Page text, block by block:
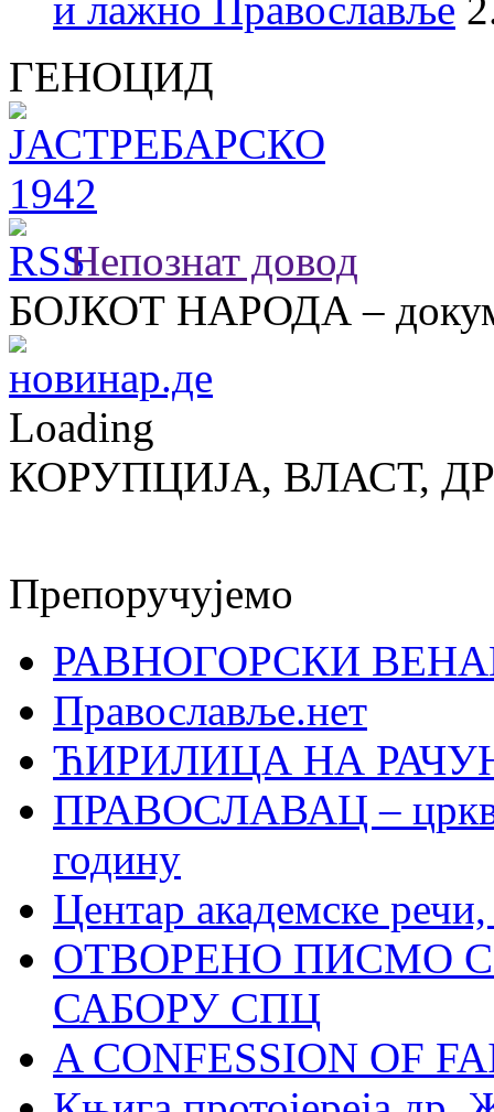
ГЕНОЦИД
Непознат довод
БОЈКОТ НАРОДА –
Loading
КОРУПЦИЈА, ВЛАСТ,
Препоручујемо
РАВНОГОРСКИ
Православље.нет
ЋИРИЛИЦА НА
ПРАВОСЛАВАЦ –
годину
Центар академске
ОТВОРЕНО ПИСМО
САБОРУ СПЦ
A CONFESSION OF